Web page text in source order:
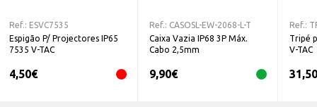
Ref.: ESVC7535
Espigão P/ Projectores IP65
7535 V-TAC
4,50€
Ref.: CASOSL-EW-2068-L-T
Caixa Vazia IP68 3P Máx.
Cabo 2,5mm
9,90€
Ref.:
Tripé
V-TAC
31,50